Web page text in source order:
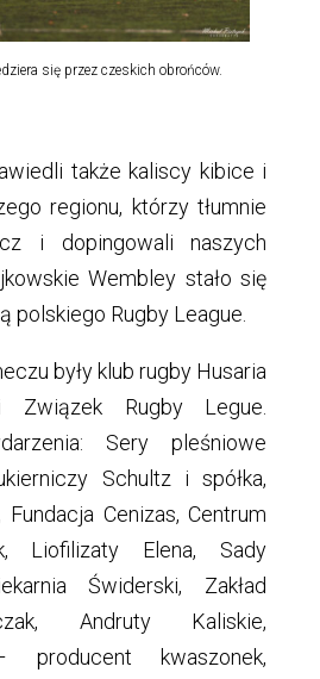
się przez czeskich obrońców.
także kaliscy kibice i
regionu, którzy tłumnie
i dopingowali naszych
Wembley stało się
polskiego Rugby League.
były klub rugby Husaria
Rugby Legue.
Sery pleśniowe
Schultz i spółka,
Fundacja Cenizas, Centrum
Liofilizaty Elena, Sady
Świderski, Zakład
Andruty Kaliskie,
producent kwaszonek,